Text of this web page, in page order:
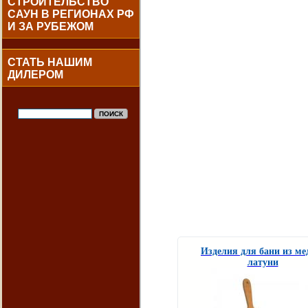
САУН В РЕГИОНАХ РФ
И ЗА РУБЕЖОМ
СТАТЬ НАШИМ
ДИЛЕРОМ
Изделия для бани из
латуни